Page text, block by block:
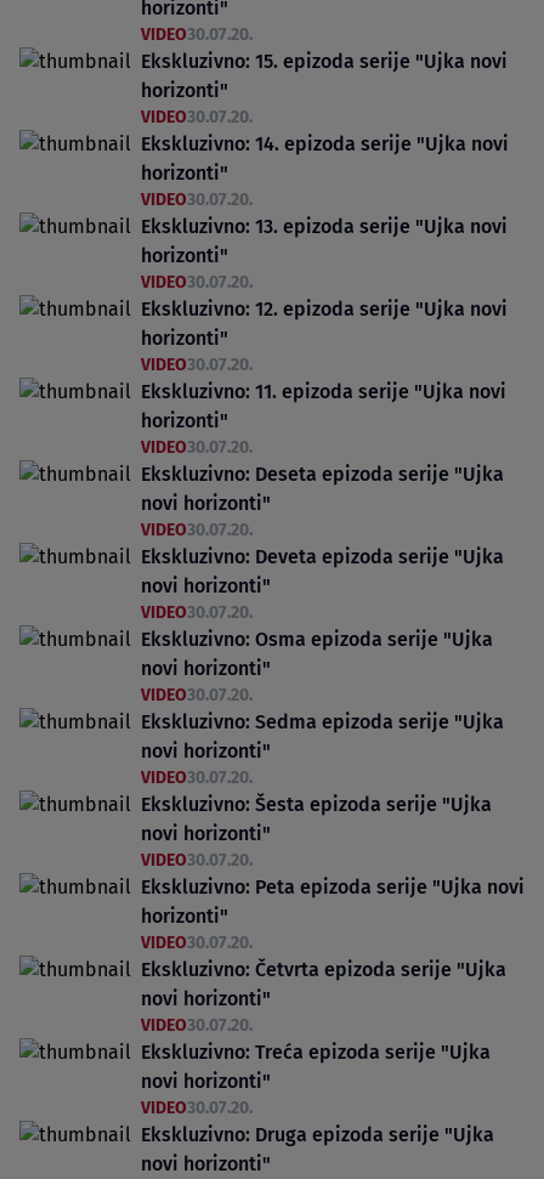
horizonti"
VIDEO30.07.20.
Ekskluzivno: 15. epizoda serije "Ujka novi
horizonti"
VIDEO30.07.20.
Ekskluzivno: 14. epizoda serije "Ujka novi
horizonti"
VIDEO30.07.20.
Ekskluzivno: 13. epizoda serije "Ujka novi
horizonti"
VIDEO30.07.20.
Ekskluzivno: 12. epizoda serije "Ujka novi
horizonti"
VIDEO30.07.20.
Ekskluzivno: 11. epizoda serije "Ujka novi
horizonti"
VIDEO30.07.20.
Ekskluzivno: Deseta epizoda serije "Ujka
novi horizonti"
VIDEO30.07.20.
Ekskluzivno: Deveta epizoda serije "Ujka
novi horizonti"
VIDEO30.07.20.
Ekskluzivno: Osma epizoda serije "Ujka
novi horizonti"
VIDEO30.07.20.
Ekskluzivno: Sedma epizoda serije "Ujka
novi horizonti"
VIDEO30.07.20.
Ekskluzivno: Šesta epizoda serije "Ujka
novi horizonti"
VIDEO30.07.20.
Ekskluzivno: Peta epizoda serije "Ujka novi
horizonti"
VIDEO30.07.20.
Ekskluzivno: Četvrta epizoda serije "Ujka
novi horizonti"
VIDEO30.07.20.
Ekskluzivno: Treća epizoda serije "Ujka
novi horizonti"
VIDEO30.07.20.
Ekskluzivno: Druga epizoda serije "Ujka
novi horizonti"